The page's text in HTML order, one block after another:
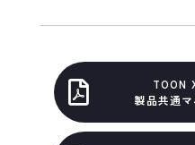
TOON
製品共通